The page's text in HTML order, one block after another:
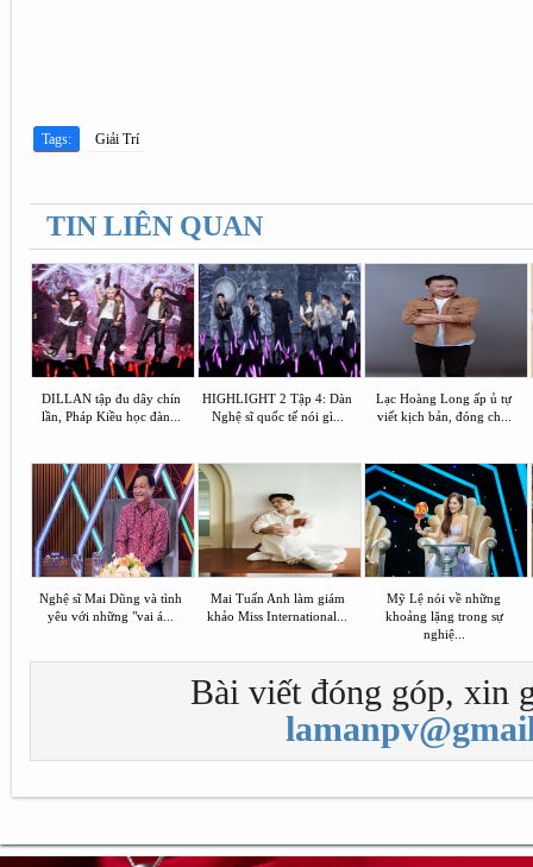
Tags: Giải Trí
TIN LIÊN QUAN
DILLAN tập đu dây chín
lần, Pháp Kiều học đàn...
HIGHLIGHT 2 Tập 4: Dàn
Nghệ sĩ quốc tế nói gì...
Lạc Hoàng Long ấp ủ tự
viết kịch bản, đóng ch...
Nghệ sĩ Mai Dũng và tình
yêu với những "vai á...
Mai Tuấn Anh làm giám
khảo Miss International...
Mỹ Lệ nói về những
khoảng lặng trong sự
nghiệ...
Bài viết đóng góp, xin